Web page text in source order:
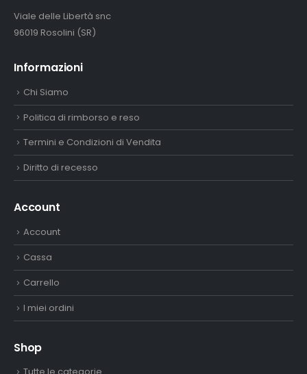
Viale delle Libertà snc
96019 Rosolini (SR)
Informazioni
Chi Siamo
Politica di rimborso e reso
Termini e Condizioni di Vendita
Diritto di recesso
Account
Account
Cassa
Carrello
I miei ordini
Shop